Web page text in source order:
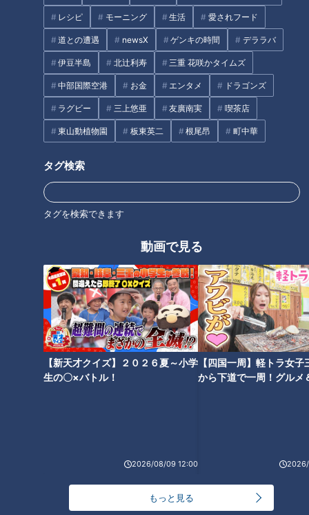
レシピ モーニング 生活 愛されフード
道との遭遇 newsX ゲンキの時間 デララバ
伊豆半島 北辻利寿 三重 花咲かタイムズ
中部国際空港 お金 エンタメ ドラゴンズ
ラグビー 三上悠亜 友廣南実 喫茶店
東山動植物園 板東英二 根尾昂 町中華
タグ検索
タグを検索できます
動画で見る
【新天才クイズ】２０２６夏～小学
生の〇×バトル！
2026/08/09 12:00
【四国一周】軽トラ女子
から下道で一周！グルメ
もっと見る
大家族
オススメ関連コンテンツ
【２つの大家族を徹底比較】爆
買い＆まとめ買いで衝撃節約テ
【２つの大家族を徹底比較】個
【3男4女の大家族】 人生初の
食べ放題で食べまくる⁉秋の食
べ放題祭り！
【包丁は使わず１時間で４品
11人大家族】子どもたちも大満
足の夕飯づくり！
レンジ大活躍で10分メニューが
もりだくさん！